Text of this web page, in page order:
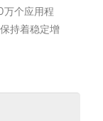
万个应用程
持着稳定增